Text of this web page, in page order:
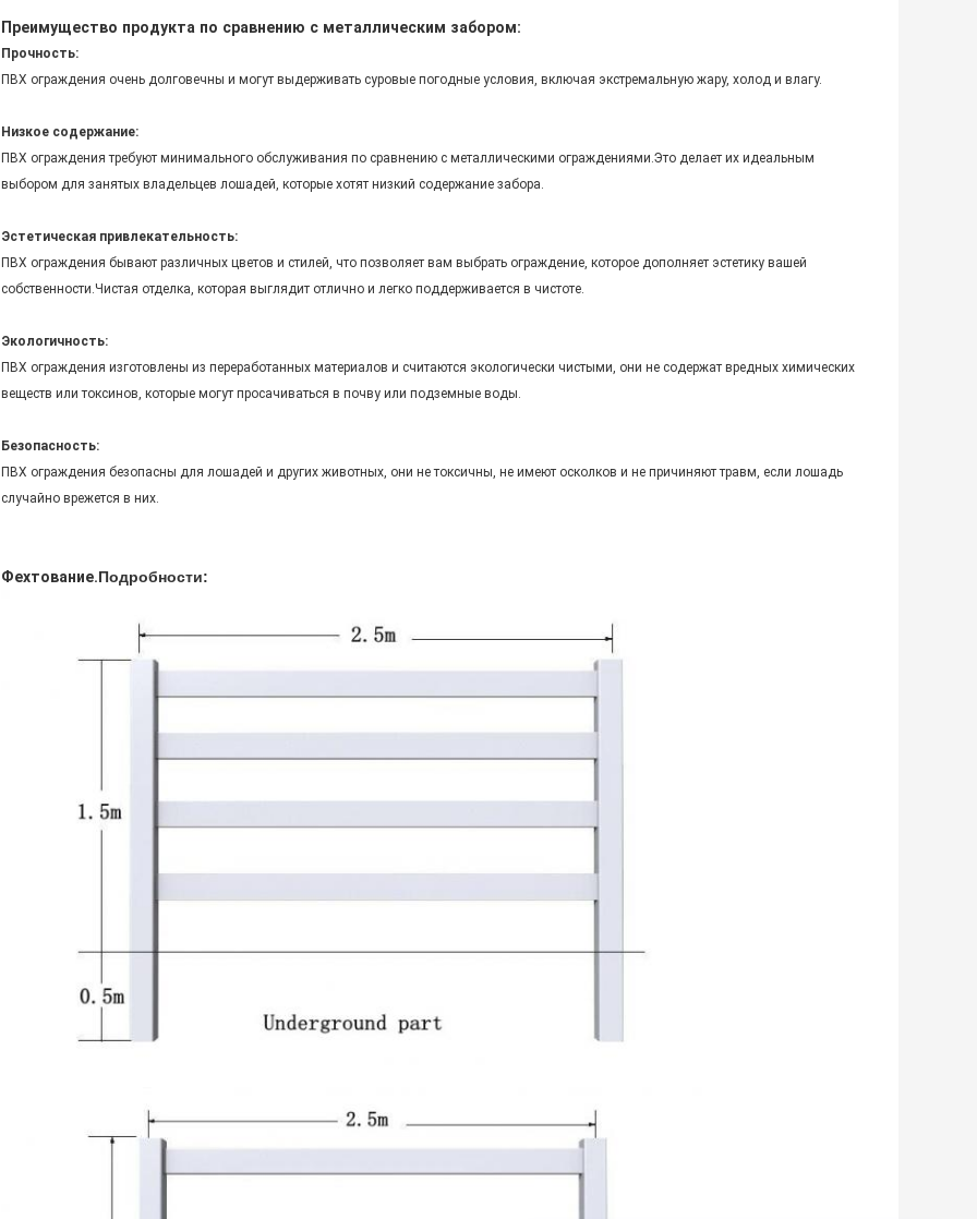
Преимущество продукта по сравнению с металлическим забором:
Прочность:
ПВХ ограждения очень долговечны и могут выдерживать суровые погодные условия, включая экстремальную жару, холод и влагу.
Низкое содержание:
ПВХ ограждения требуют минимального обслуживания по сравнению с металлическими ограждениями.Это делает их идеальным
выбором для занятых владельцев лошадей, которые хотят низкий содержание забора.
Эстетическая привлекательность:
ПВХ ограждения бывают различных цветов и стилей, что позволяет вам выбрать ограждение, которое дополняет эстетику вашей
собственности.Чистая отделка, которая выглядит отлично и легко поддерживается в чистоте.
Экологичность:
ПВХ ограждения изготовлены из переработанных материалов и считаются экологически чистыми, они не содержат вредных химических
веществ или токсинов, которые могут просачиваться в почву или подземные воды.
Безопасность:
ПВХ ограждения безопасны для лошадей и других животных, они не токсичны, не имеют осколков и не причиняют травм, если лошадь
случайно врежется в них.
Фехтование.Подробности: